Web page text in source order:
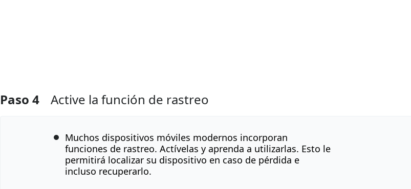
Paso 4 Active la función de rastreo
Muchos dispositivos móviles modernos incorporan
funciones de rastreo. Actívelas y aprenda a utilizarlas. Esto le
permitirá localizar su dispositivo en caso de pérdida e
incluso recuperarlo.